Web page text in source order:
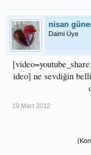
nisan
Daimi Üye
ideo] ne sevdiğin
19 Mart 2012